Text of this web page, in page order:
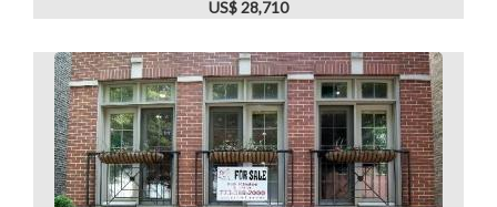
US$ 28,710